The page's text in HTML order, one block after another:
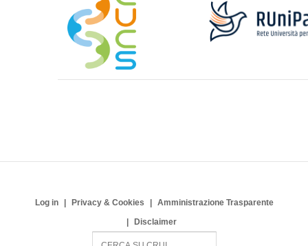
Log in Privacy & Cookies
Amministrazione Trasparente
Disclaimer